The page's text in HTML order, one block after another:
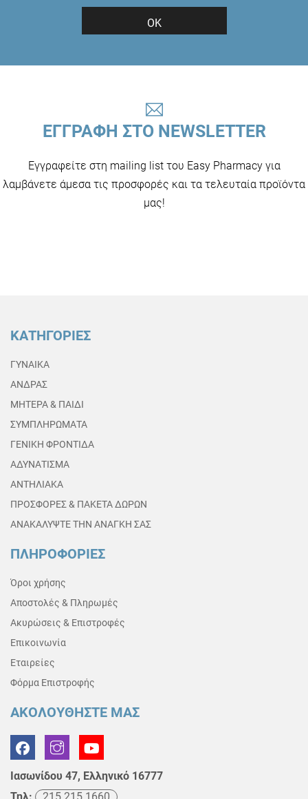
ΟΚ
ΕΓΓΡΑΦΗ ΣΤΟ NEWSLETTER
Εγγραφείτε στη mailing list του Easy Pharmacy για
λαμβάνετε άμεσα τις προσφορές και τα τελευταία προϊόντα
μας!
ΚΑΤΗΓΟΡΙΕΣ
ΓΥΝΑΙΚΑ
ΑΝΔΡΑΣ
ΜΗΤΕΡΑ & ΠΑΙΔΙ
ΣΥΜΠΛΗΡΩΜΑΤΑ
ΓΕΝΙΚΗ ΦΡΟΝΤΙΔΑ
ΑΔΥΝΑΤΙΣΜΑ
ΑΝΤΗΛΙΑΚΑ
ΠΡΟΣΦΟΡΕΣ & ΠΑΚΕΤΑ ΔΩΡΩΝ
ΑΝΑΚΑΛΥΨΤΕ ΤΗΝ ΑΝΑΓΚΗ ΣΑΣ
ΠΛΗΡΟΦΟΡΙΕΣ
Όροι χρήσης
Αποστολές & Πληρωμές
Ακυρώσεις & Επιστροφές
Επικοινωνία
Εταιρείες
Φόρμα Επιστροφής
ΑΚΟΛΟΥΘΗΣΤΕ ΜΑΣ
Ιασωνίδου 47, Ελληνικό 16777